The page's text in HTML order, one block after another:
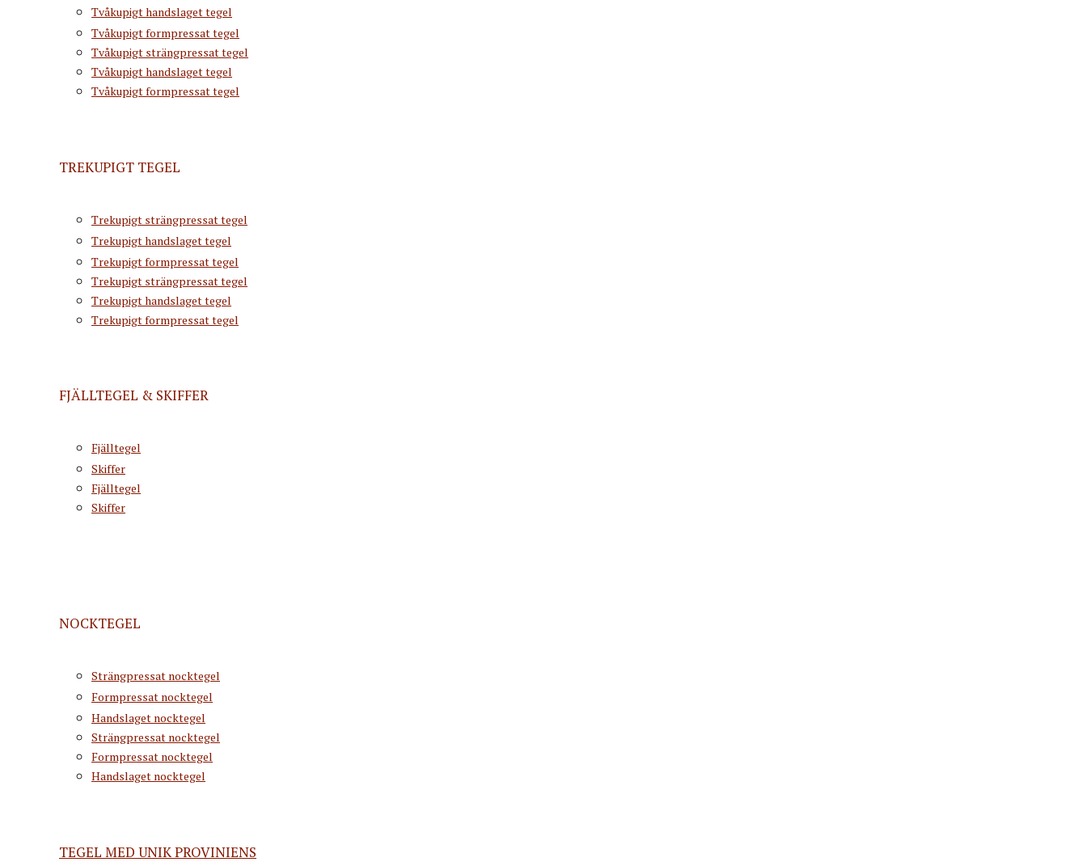
Tvåkupigt handslaget tegel
Tvåkupigt formpressat tegel
Tvåkupigt strängpressat tegel
Tvåkupigt handslaget tegel
Tvåkupigt formpressat tegel
TREKUPIGT TEGEL
Trekupigt strängpressat tegel
Trekupigt handslaget tegel
Trekupigt formpressat tegel
Trekupigt strängpressat tegel
Trekupigt handslaget tegel
Trekupigt formpressat tegel
FJÄLLTEGEL & SKIFFER
Fjälltegel
Skiffer
Fjälltegel
Skiffer
NOCKTEGEL
Strängpressat nocktegel
Formpressat nocktegel
Handslaget nocktegel
Strängpressat nocktegel
Formpressat nocktegel
Handslaget nocktegel
TEGEL MED UNIK PROVINIENS